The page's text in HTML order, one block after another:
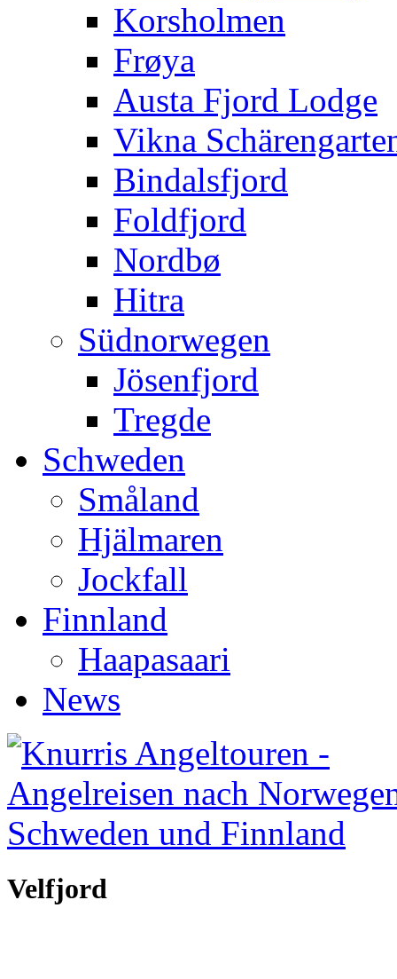
Korsholmen
Frøya
Austa Fjord Lodge
Vikna
Bindalsfjord
Foldfjord
Nordbø
Hitra
Südnorwegen
Jösenfjord
Tregde
Schweden
Småland
Hjälmaren
Jockfall
Finnland
Haapasaari
News
Velfjord